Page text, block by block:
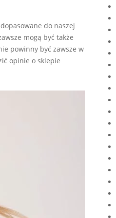
dopasowane do naszej
mogą być także
powinny być zawsze w
opinie o sklepie